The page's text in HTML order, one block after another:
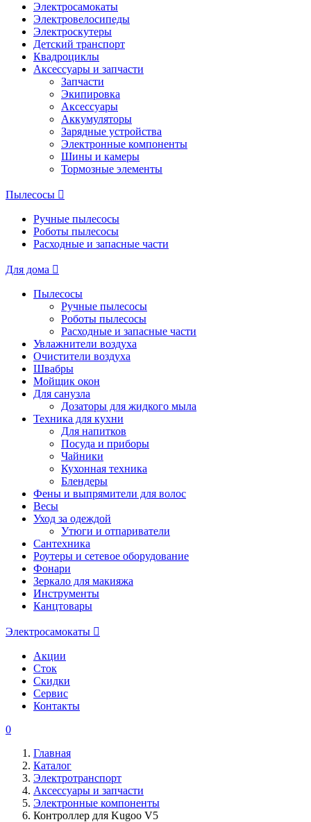
Электросамокаты
Электровелосипеды
Электроскутеры
Детский транспорт
Квадроциклы
Аксессуары и запчасти
Запчасти
Экипировка
Аксессуары
Аккумуляторы
Зарядные устройства
Электронные компоненты
Шины и камеры
Тормозные элементы
Пылесосы
Ручные пылесосы
Роботы пылесосы
Расходные и запасные части
Для дома
Пылесосы
Ручные пылесосы
Роботы пылесосы
Расходные и запасные части
Увлажнители воздуха
Очистители воздуха
Швабры
Мойщик окон
Для санузла
Дозаторы для жидкого мыла
Техника для кухни
Для напитков
Посуда и приборы
Чайники
Кухонная техника
Блендеры
Фены и выпрямители для волос
Весы
Уход за одеждой
Утюги и отпариватели
Сантехника
Роутеры и сетевое оборудование
Фонари
Зеркало для макияжа
Инструменты
Канцтовары
Электросамокаты
Акции
Сток
Скидки
Сервис
Контакты
0
Главная
Каталог
Электротранспорт
Аксессуары и запчасти
Электронные компоненты
Контроллер для Kugoo V5